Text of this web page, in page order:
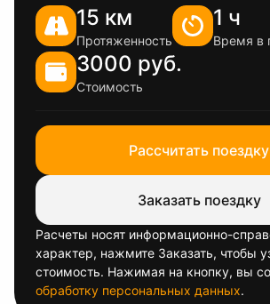
15 км
Протяженность
1 ч
Время в
3000 руб.
Стоимость
Рассчитать поездку
Заказать поездку
Расчеты носят информационно-
характер, нажмите Заказать, чтобы
стоимость. Нажимая на кнопку, вы
обработку персональных данных.